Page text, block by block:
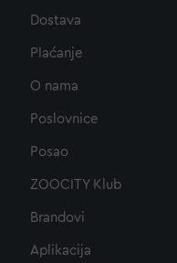
Dostava
Plaćanje
O nama
Poslovnice
Posao
ZOOCITY Klub
Brandovi
Aplikacija